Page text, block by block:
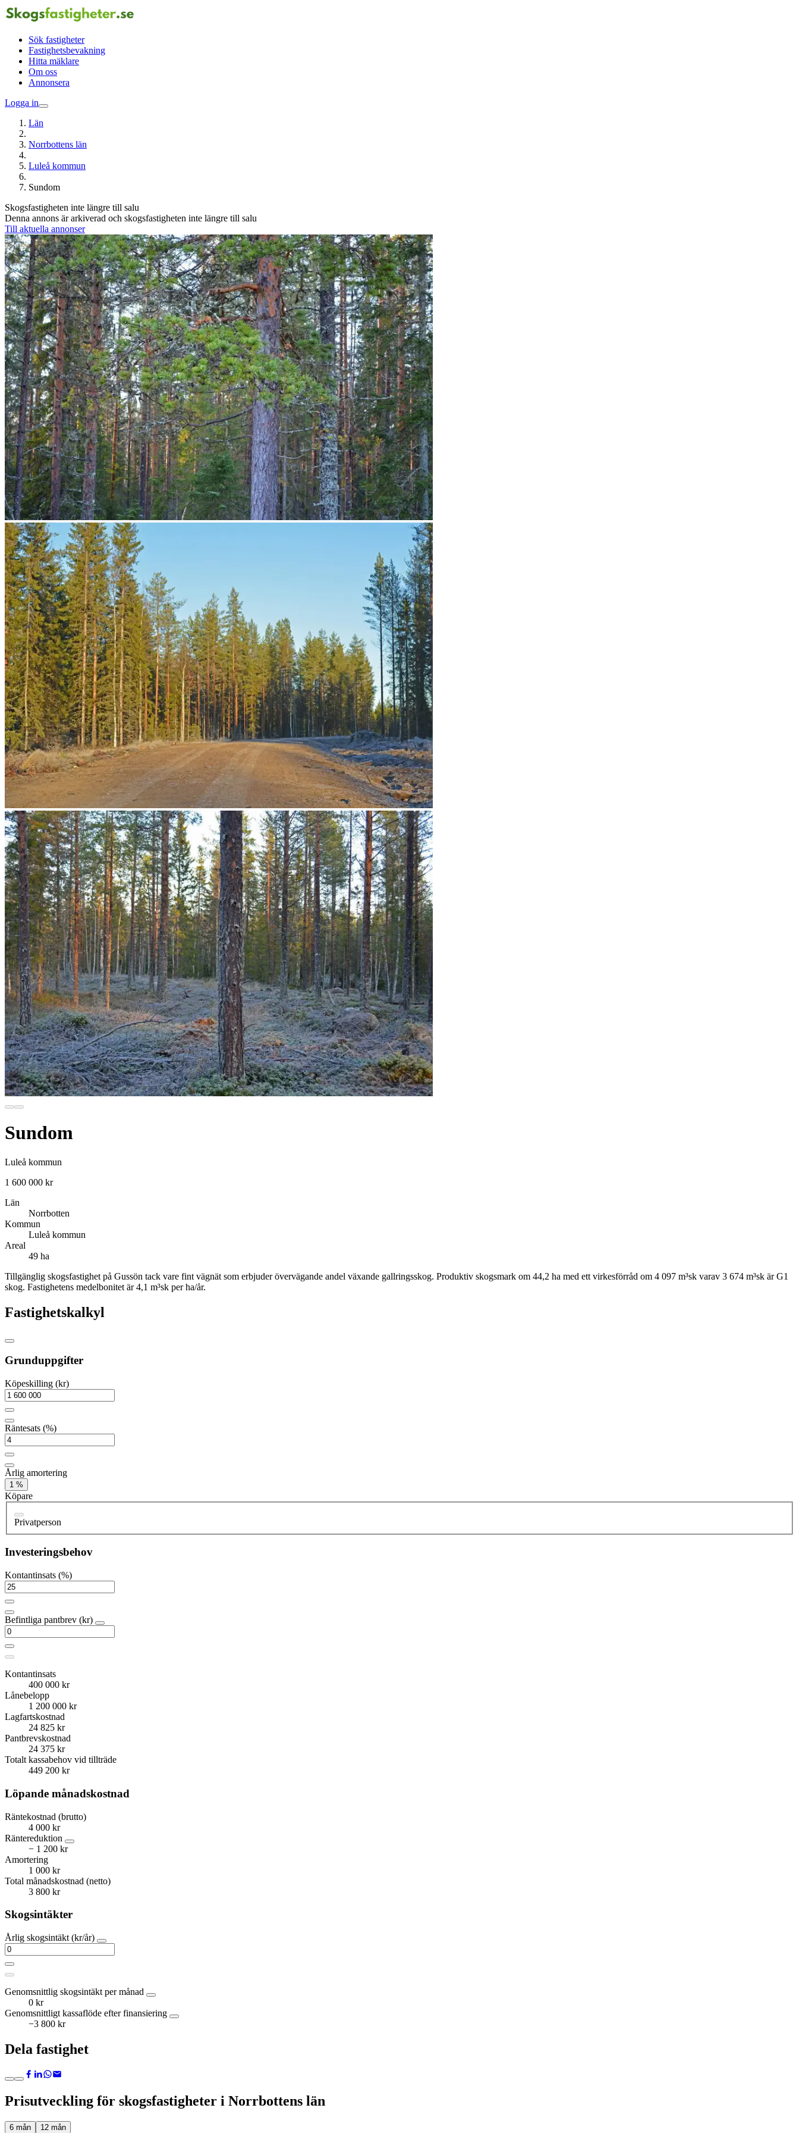
Sök fastigheter
Fastighetsbevakning
Hitta mäklare
Om oss
Annonsera
Logga in
Län
Norrbottens län
Luleå kommun
Sundom
Skogsfastigheten inte längre till salu
Denna annons är arkiverad och skogsfastigheten inte längre till salu
Till aktuella annonser
Sundom
Luleå kommun
1 600 000 kr
Län
Norrbotten
Kommun
Luleå kommun
Areal
49 ha
Tillgänglig skogsfastighet på Gussön tack vare fint vägnät som erbjuder övervägande andel växande gallringsskog. Produktiv skogsmark om 44,2 ha med ett virkesförråd om 4 097 m³sk varav 3 674 m³sk är G1
skog. Fastighetens medelbonitet är 4,1 m³sk per ha/år.
Fastighetskalkyl
Grunduppgifter
Köpeskilling (kr)
Räntesats (%)
Årlig amortering
1 %
Köpare
Privatperson
Investeringsbehov
Kontantinsats (%)
Befintliga pantbrev (kr)
Kontantinsats
400 000 kr
Lånebelopp
1 200 000 kr
Lagfartskostnad
24 825 kr
Pantbrevskostnad
24 375 kr
Totalt kassabehov vid tillträde
449 200 kr
Löpande månadskostnad
Räntekostnad (brutto)
4 000 kr
Räntereduktion
− 1 200 kr
Amortering
1 000 kr
Total månadskostnad (netto)
3 800 kr
Skogsintäkter
Årlig skogsintäkt (kr/år)
Genomsnittlig skogsintäkt per månad
0 kr
Genomsnittligt kassaflöde efter finansiering
−3 800 kr
Dela fastighet
Prisutveckling för skogsfastigheter i Norrbottens län
6 mån 12 mån